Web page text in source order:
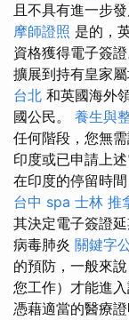
且不具有進一步
摩師證照 是的，
資格獲得電子簽證
擴展到持有皇家
台北 和英國海外
國公民。 養生與
任何階段，您無
印度或已申請上
在印度的停留時
台中 spa 士林 推
其決定電子簽證延
病毒肺炎 關鍵字
的預防，一般來
您工作）才能進
憑藉適當的醫療